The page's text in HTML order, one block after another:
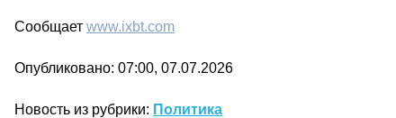
Сообщает www.ixbt.com
Опубликовано: 07:00, 07.07.2026
Новость из рубрики: Политика